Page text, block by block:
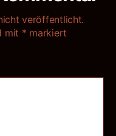
veröffentlicht.
mit * markiert